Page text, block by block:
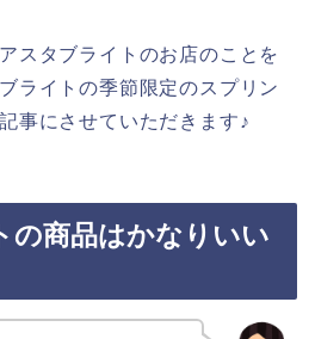
スタブライトのお店のことを
ライトの季節限定のスプリン
事にさせていただきます♪
の商品はかなりいい